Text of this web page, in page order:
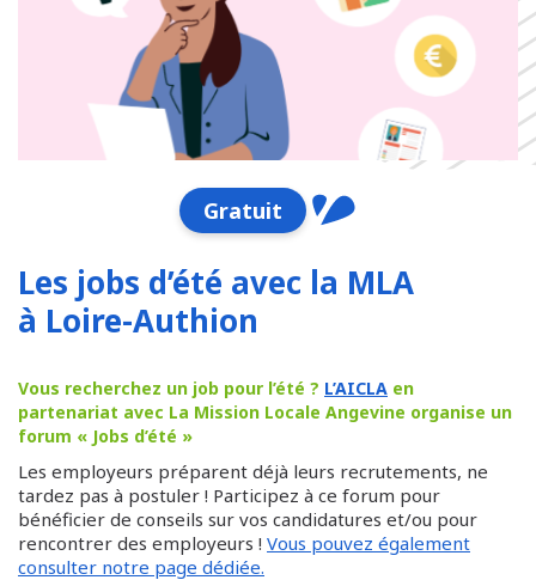
Gratuit
Les jobs d’été avec la MLA
à Loire-Authion
Vous recherchez un job pour l’été ? L’AICLA en
partenariat avec La Mission Locale Angevine organise un
forum « Jobs d’été »
Les employeurs préparent déjà leurs recrutements, ne
tardez pas à postuler ! Participez à ce forum pour
bénéficier de conseils sur vos candidatures et/ou pour
rencontrer des employeurs ! Vous pouvez également
consulter notre page dédiée.